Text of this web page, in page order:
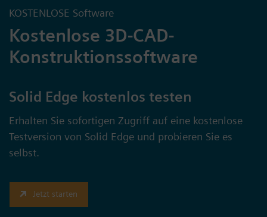
KOSTENLOSE Software
Kostenlose 3D-CAD-
Konstruktionssoftware
Solid Edge kostenlos testen
Erhalten Sie sofortigen Zugriff auf eine kostenlose
Testversion von Solid Edge und probieren Sie es
selbst.
Jetzt starten